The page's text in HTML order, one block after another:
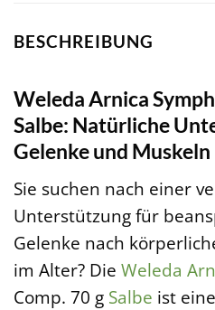
BESCHREIBUNG
Weleda Arnica
Salbe: Natürliche
Gelenke und Muskeln
Sie suchen nach einer
Unterstützung für
Gelenke nach
im Alter? Die Weleda
Comp. 70 g Salbe ist